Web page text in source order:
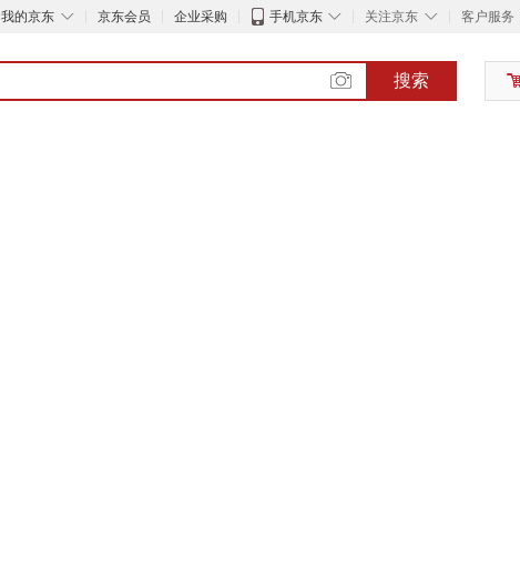
◇
我的京东 京东会员 企业采购 ◇
手机京东 ◇
关注京东 客户服务
搜索